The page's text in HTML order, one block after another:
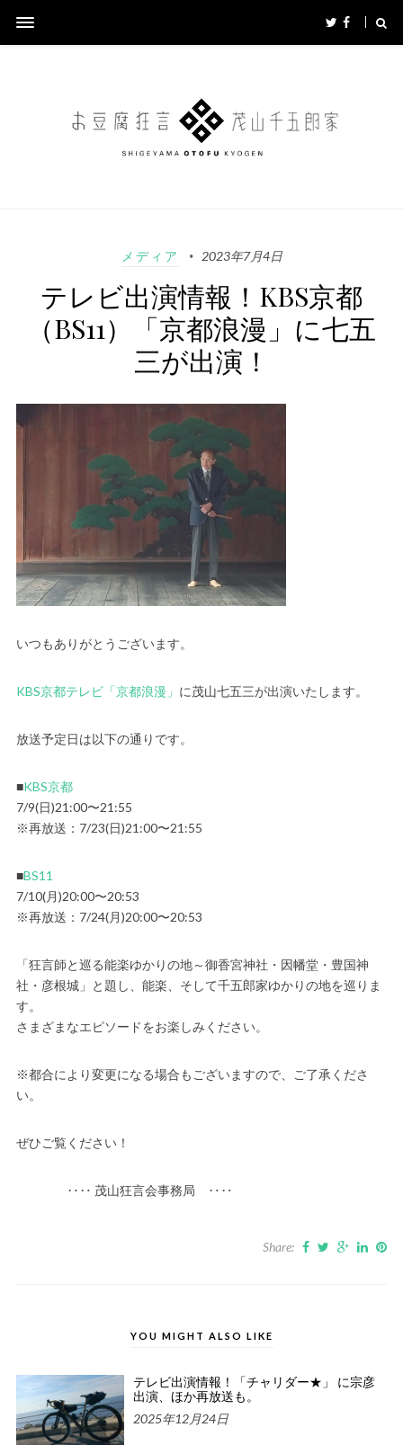
メディア 2023年7月4日
テレビ出演情報！KBS京都
（BS11）「京都浪漫」に七五
三が出演！
いつもありがとうございます。
KBS京都テレビ「京都浪漫」 に茂山七五三が出演いたします。
放送予定日は以下の通りです。
■KBS京都
7/9(日)21:00〜21:55
※再放送：7/23(日)21:00〜21:55
■BS11
7/10(月)20:00〜20:53
※再放送：7/24(月)20:00〜20:53
「狂言師と巡る能楽ゆかりの地～御香宮神社・因幡堂・豊国神
社・彦根城」と題し、能楽、そして千五郎家ゆかりの地を巡りま
す。
さまざまなエピソードをお楽しみください。
※都合により変更になる場合もございますので、ご了承くださ
い。
ぜひご覧ください！
‥‥ 茂山狂言会事務局 ‥‥
Share:
YOU MIGHT ALSO LIKE
テレビ出演情報！「チャリダー★」 に宗彦
出演、ほか再放送も。
2025年12月24日